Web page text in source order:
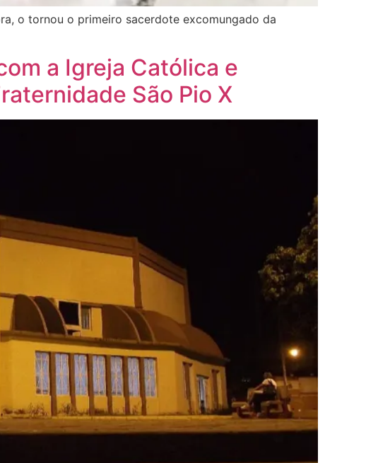
o tornou o primeiro sacerdote excomungado da
a Igreja Católica e
São Pio X